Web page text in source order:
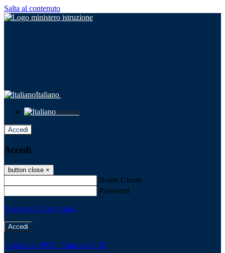
Salta al contenuto
Italiano
Italiano
Accedi
Accedi
button close ×
Nome Utente
Password
Password dimenticata?
-
Entra con SPID Entra con CIE